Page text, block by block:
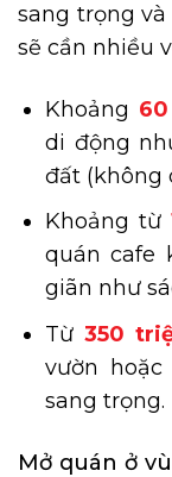
sang trọng
sẽ cần nhiều
Khoảng
di động
đất (không
Khoảng từ
quán cafe
giãn như
Từ350
vườn
sang trọng.
Mở quán ở